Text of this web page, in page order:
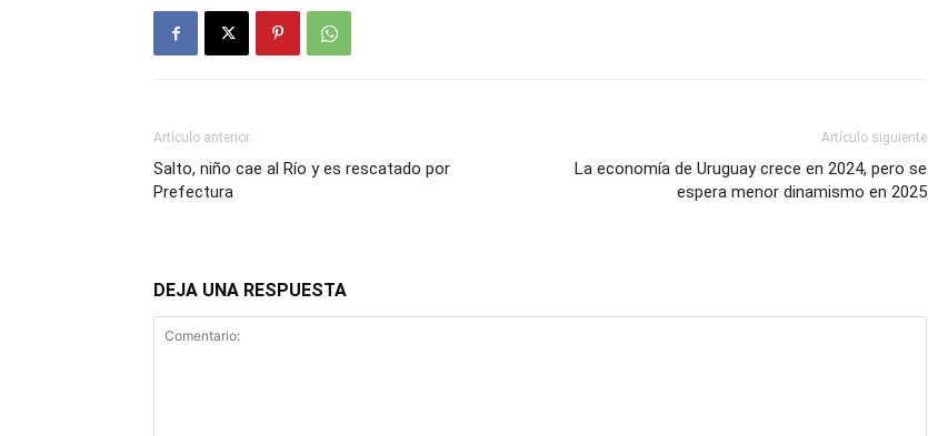
Artículo anterior
Salto, niño cae al Río y es rescatado por
Prefectura
Artículo siguiente
La economía de Uruguay crece en 2024, pero se
espera menor dinamismo en 2025
DEJA UNA RESPUESTA